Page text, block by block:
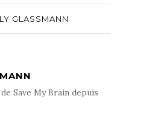
GLASSMANN
Save My Brain depuis